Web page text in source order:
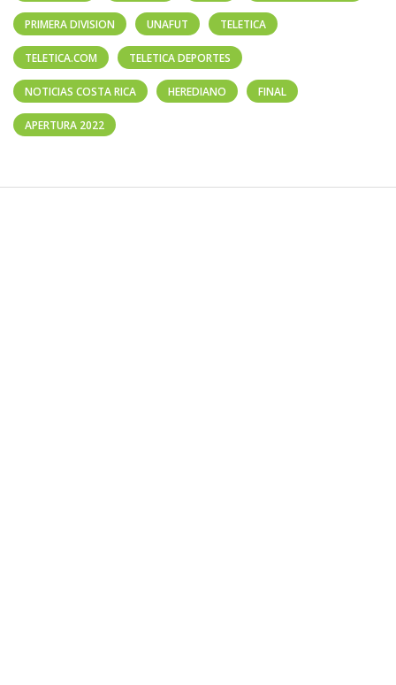
PRIMERA DIVISION UNAFUT TELETICA
TELETICA.COM TELETICA DEPORTES
NOTICIAS COSTA RICA HEREDIANO FINAL
APERTURA 2022